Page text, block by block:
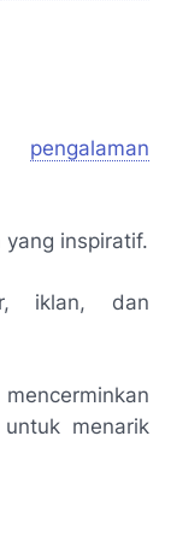
pengalaman
yang inspiratif.
iklan, dan
menarik